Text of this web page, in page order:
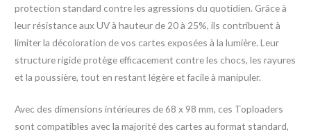
protection standard contre les agressions du quotidien. Grâce à
leur résistance aux UV à hauteur de 20 à 25%, ils contribuent à
limiter la décoloration de vos cartes exposées à la lumière. Leur
structure rigide protège efficacement contre les chocs, les rayures
et la poussière, tout en restant légère et facile à manipuler.
Avec des dimensions intérieures de 68 x 98 mm, ces Toploaders
sont compatibles avec la majorité des cartes au format standard,